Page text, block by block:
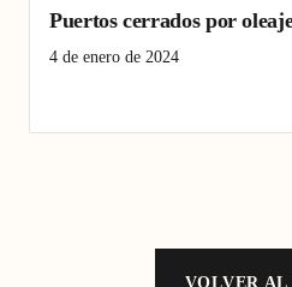
Puertos cerrados por
4 de enero de 2024
VOLVER